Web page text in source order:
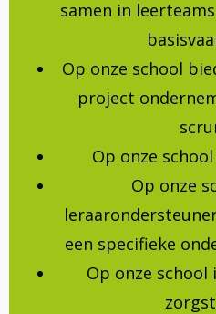
samen in
Op onze school
project
Op onze
Op onze
een specifieke
Op onze school